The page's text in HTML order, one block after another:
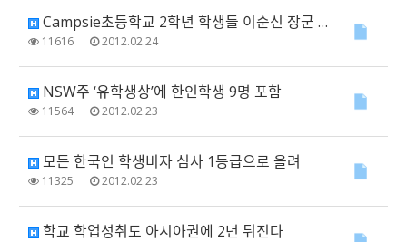
Campsie초등학교 2학년 학생들 이순신 장군 업적 유튜브에 올려
11616 2012.02.24
NSW주 ‘유학생상’에 한인학생 9명 포함
11564 2012.02.23
모든 한국인 학생비자 심사 1등급으로 올려
11325 2012.02.23
학교 학업성취도 아시아권에 2년 뒤진다